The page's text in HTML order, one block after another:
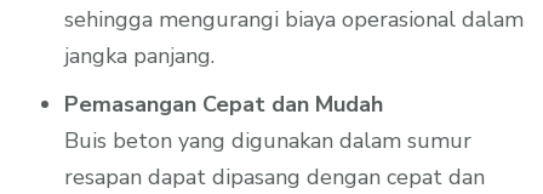
sehingga mengurangi biaya operasional dalam
jangka panjang.
Pemasangan Cepat dan Mudah
Buis beton yang digunakan dalam sumur
resapan dapat dipasang dengan cepat dan